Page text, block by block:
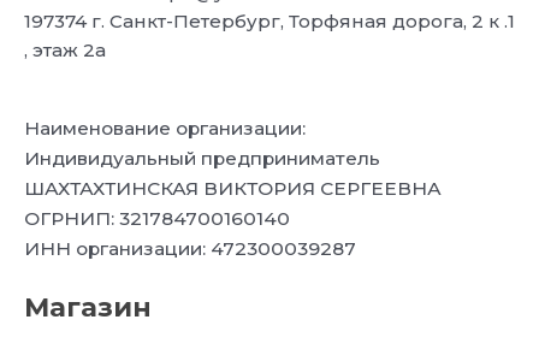
197374 г. Санкт-Петербург, Торфяная дорога, 2 к .1
, этаж 2а
Наименование организации:
Индивидуальный предприниматель
ШАХТАХТИНСКАЯ ВИКТОРИЯ СЕРГЕЕВНА
ОГРНИП: 321784700160140
ИНН организации: 472300039287
Магазин